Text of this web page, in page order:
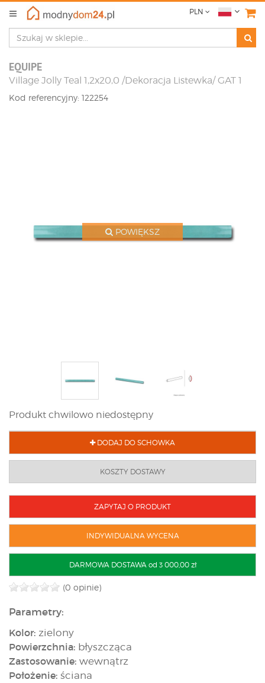
PLN
EQUIPE
Village Jolly Teal 1,2x20,0 /Dekoracja Listewka/ GAT 1
Kod referencyjny: 122254
POWIĘKSZ
Produkt chwilowo niedostępny
DODAJ DO SCHOWKA
KOSZTY DOSTAWY
ZAPYTAJ O PRODUKT
INDYWIDUALNA WYCENA
DARMOWA DOSTAWA od 3 000,00 zł
(0 opinie)
Parametry:
Kolor: zielony
Powierzchnia: błyszcząca
Zastosowanie: wewnątrz
Położenie: ściana